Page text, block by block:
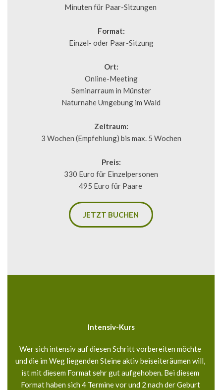
Minuten für Paar-Sitzungen
Format:
Einzel- oder Paar-Sitzung
Ort:
Online-Meeting
Seminarraum in Münster
Naturnahe Umgebung im Wald
Zeitraum:
3 Wochen (Empfehlung) bis max. 5 Wochen
Preis:
330 Euro für Einzelpersonen
495 Euro für Paare
JETZT BUCHEN
Intensiv-Kurs
Wer sich intensiv auf diesen Schritt vorbereiten möchte
und die im Weg liegenden Steine aktiv beiseiteräumen will,
ist mit diesem Format sehr gut aufgehoben. Bei diesem
Format haben sich 4 Termine vor und 2 nach der Geburt